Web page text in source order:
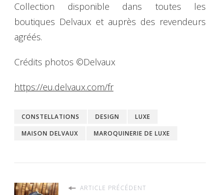
Collection disponible dans toutes les
boutiques Delvaux et auprès des revendeurs
agréés.
Crédits photos ©Delvaux
https://eu.delvaux.com/fr
CONSTELLATIONS DESIGN
LUXE
MAISON DELVAUX
MAROQUINERIE DE LUXE
ARTICLE PRÉCÉDENT